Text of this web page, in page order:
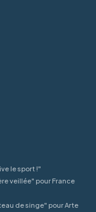
le sport !"
veillée" pour France
de singe" pour Arte